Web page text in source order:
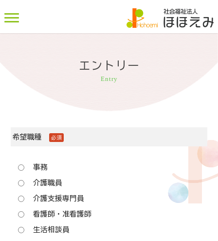
エントリー
Entry
希望職種 必須
事務
介護職員
介護支援専門員
看護師・准看護師
生活相談員